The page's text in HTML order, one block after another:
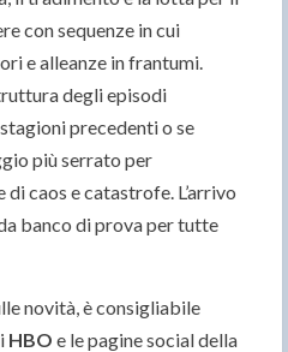
con sequenze in cui
e alleanze in frantumi.
degli episodi
precedenti o se
più serrato per
caos e catastrofe. L’arrivo
banco di prova per tutte
novità, è consigliabile
HBO e le pagine social della